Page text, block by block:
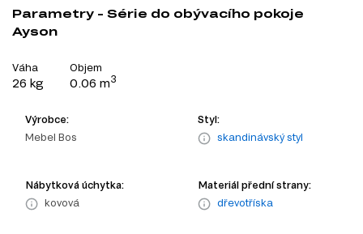
Parametry - Série do obývacího pokoje
Ayson
Váha
26 kg
Objem
0.06 m3
Výrobce:
Mebel Bos
Styl:
skandinávský styl
Nábytková úchytka:
kovová
Materiál přední strany:
dřevotříska